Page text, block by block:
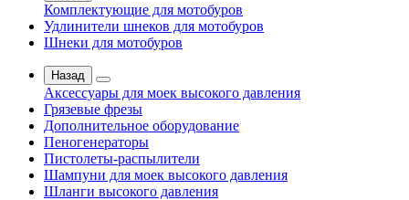
Комплектующие для мотобуров
Удлинители шнеков для мотобуров
Шнеки для мотобуров
Назад
Аксессуары для моек высокого давления
Грязевые фрезы
Дополнительное оборудование
Пеногенераторы
Пистолеты-распылители
Шампуни для моек высокого давления
Шланги высокого давления